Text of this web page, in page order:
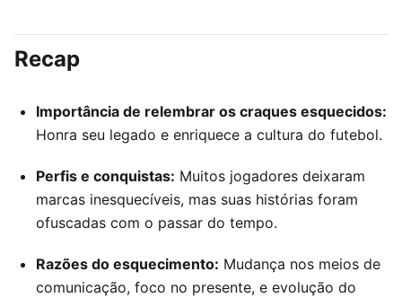
Recap
Importância de relembrar os craques esquecidos:
Honra seu legado e enriquece a cultura do futebol.
Perfis e conquistas: Muitos jogadores deixaram
marcas inesquecíveis, mas suas histórias foram
ofuscadas com o passar do tempo.
Razões do esquecimento: Mudança nos meios de
comunicação, foco no presente, e evolução do